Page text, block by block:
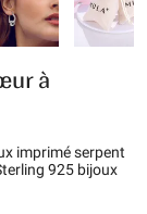
à
imprimé serpent
925 bijoux